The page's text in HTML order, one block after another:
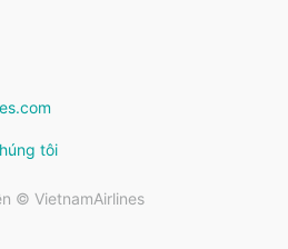
tôi
© VietnamAirlines